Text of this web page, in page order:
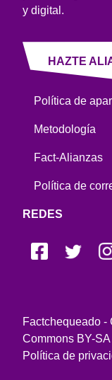
y digital.
HAZTE
Política de
Metodología
Fact-Alianzas
Política de
REDES
Factchequeado
Commons BY-SA
Política de